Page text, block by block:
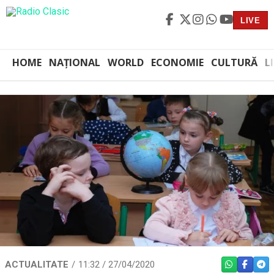
LIVE
HOME NAȚIONAL WORLD ECONOMIE CULTURĂ
ACTUALITATE 11:32 / 27/04/2020 WHATSAPP